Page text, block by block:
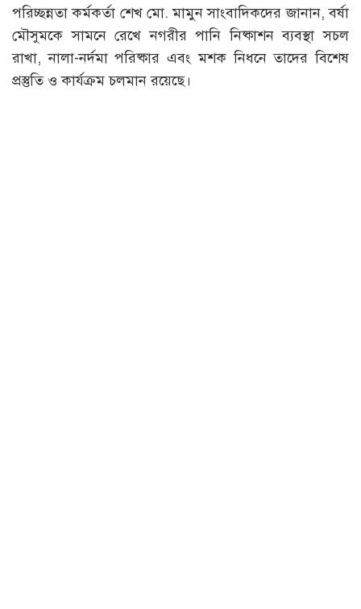
পরিচ্ছন্নতা কর্মকর্তা শেখ মো. মামুন সাংবাদিকদের জানান, বর্ষা
মৌসুমকে সামনে রেখে নগরীর পানি নিষ্কাশন ব্যবস্থা সচল
রাখা, নালা-নর্দমা পরিষ্কার এবং মশক নিধনে তাদের বিশেষ
প্রস্তুতি ও কার্যক্রম চলমান রয়েছে।